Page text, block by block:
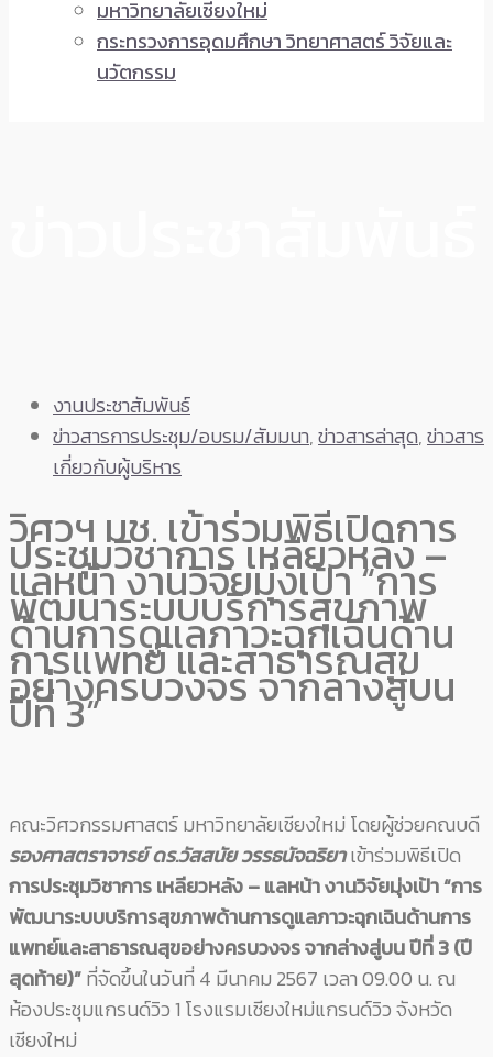
มหาวิทยาลัยเชียงใหม่
กระทรวงการอุดมศึกษา วิทยาศาสตร์ วิจัยและ
นวัตกรรม
งานประชาสัมพันธ์
ข่าวสารการประชุม/อบรม/สัมมนา,ข่าวสารล่าสุด,ข่าวสาร
เกี่ยวกับผู้บริหาร
วิศวฯ มช. เข้าร่วมพิธีเปิดการ
ประชุมวิชาการ เหลียวหลัง –
แลหน้า งานวิจัยมุ่งเป้า “การ
พัฒนาระบบบริการสุขภาพ
ด้านการดูแลภาวะฉุกเฉินด้าน
การแพทย์ และสาธารณสุข
อย่างครบวงจร จากล่างสู่บน
ปีที่ 3”
คณะวิศวกรรมศาสตร์ มหาวิทยาลัยเชียงใหม่ โดยผู้ช่วยคณบดี
รองศาสตราจารย์ ดร.วัสสนัย วรรธนัจฉริยาเข้าร่วมพิธีเปิด
การประชุมวิชาการ เหลียวหลัง – แลหน้า งานวิจัยมุ่งเป้า “การ
พัฒนาระบบบริการสุขภาพด้านการดูแลภาวะฉุกเฉินด้านการ
แพทย์และสาธารณสุขอย่างครบวงจร จากล่างสู่บน ปีที่ 3 (ปี
สุดท้าย)”ที่จัดขึ้นในวันที่ 4 มีนาคม 2567 เวลา 09.00 น. ณ
ห้องประชุมแกรนด์วิว 1 โรงแรมเชียงใหม่แกรนด์วิว จังหวัด
เชียงใหม่